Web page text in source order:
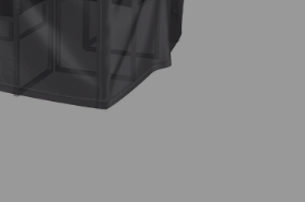
BLOG